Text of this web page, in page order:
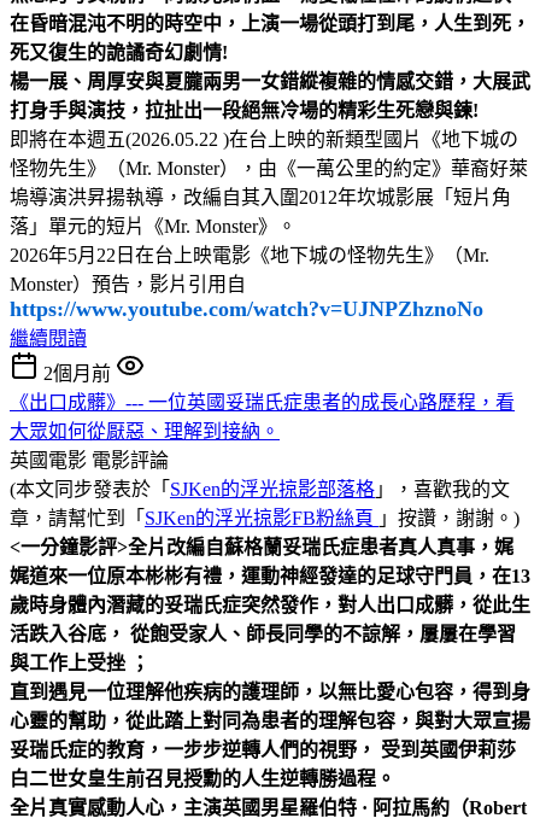
在昏暗混沌不明的時空中，上演一場從頭打到尾，人生到死，
死又復生的詭譎奇幻劇情!
楊一展、周厚安與夏朧兩男一女錯縱複雜的情感交錯，大展武
打身手與演技，拉扯出一段絕無冷場的精彩生死戀與鍊!
即將在本週五(2026.05.22 )在台上映的新類型國片《地下城の
怪物先生》（Mr. Monster），由《一萬公里的約定》華裔好萊
塢導演洪昇揚執導，改編自其入圍2012年坎城影展「短片角
落」單元的短片《Mr. Monster》。
2026年5月22日在台上映電影《地下城の怪物先生》（Mr.
Monster）預告，影片引用自
https://www.youtube.com/watch?v=UJNPZhznoNo
繼續閱讀
2個月前
《出口成髒》--- 一位英國妥瑞氏症患者的成長心路歷程，看
大眾如何從厭惡、理解到接納。
英國電影 電影評論
(本文同步發表於「 SJKen的浮光掠影部落格 」，喜歡我的文
章，請幫忙到「 SJKen的浮光掠影FB粉絲頁 」按讚，謝謝。)
<一分鐘影評>全片改編自蘇格蘭妥瑞氏症患者真人真事，娓
娓道來一位原本彬彬有禮，運動神經發達的足球守門員，在13
歲時身體內潛藏的妥瑞氏症突然發作，對人出口成髒，從此生
活跌入谷底， 從飽受家人、師長同學的不諒解，屢屢在學習
與工作上受挫 ；
直到遇見一位理解他疾病的護理師，以無比愛心包容，得到身
心靈的幫助，從此踏上對同為患者的理解包容，與對大眾宣揚
妥瑞氏症的教育，一步步逆轉人們的視野， 受到英國伊莉莎
白二世女皇生前召見授勳的人生逆轉勝過程。
全片真實感動人心，主演英國男星羅伯特 · 阿拉馬約（Robert